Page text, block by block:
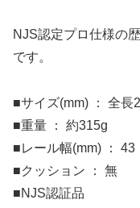
NJS認定プロ仕様の
です。
■サイズ(mm) ： 全長
■重量 ： 約315g
■レール幅(mm) ： 43
■クッション ： 無
■NJS認証品